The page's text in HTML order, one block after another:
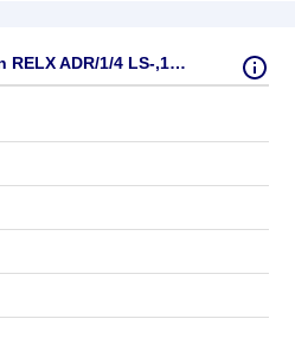
Fundamentale Kennzahlen RELX ADR/1/4 LS-,144397